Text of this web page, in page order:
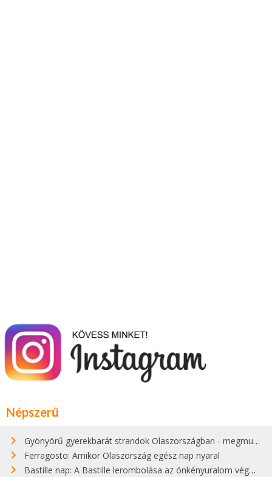
Népszerű
Gyönyörű gyerekbarát strandok Olaszországban - megmutatjuk a 15 legjobbat
Ferragosto: Amikor Olaszország egész nap nyaral
Bastille nap: A Bastille lerombolása az önkényuralom végét jelentette